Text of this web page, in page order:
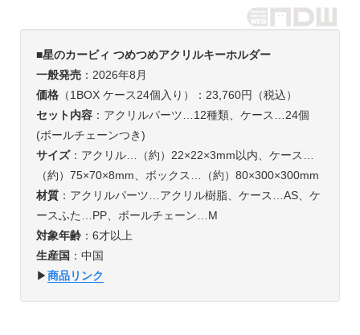
■星のカービィ つめつめアクリルキーホルダー
一般発売：2026年8月
価格（1BOX ケース24個入り）：23,760円（税込）
セット内容：アクリルパーツ…12種類、ケース…24個
(ボールチェーンつき)
サイズ：アクリル…（約）22×22×3mm以内、ケース…
（約）75×70×8mm、ボックス…（約）80×300×300mm
材質：アクリルパーツ…アクリル樹脂、ケース…AS、ケ
ースふた…PP、ボールチェーン…M
対象年齢：6才以上
生産国 ：中国
▶︎商品リンク